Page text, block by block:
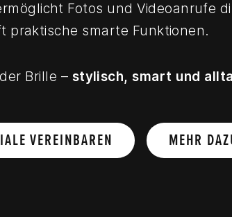
Fotos und Videoanrufe
praktische smarte Funktionen.
Brille – stylisch, smart und
VEREINBAREN MEHR